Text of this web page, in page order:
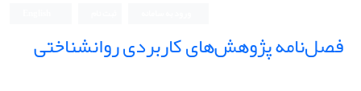
فصل‌نامه پژوهش‌های کاربردی روانشناختی